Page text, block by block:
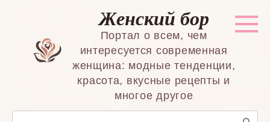
Женский бор
Портал о всем, чем
интересуется современная
женщина: модные тенденции,
красота, вкусные рецепты и
многое другое
Поиск: